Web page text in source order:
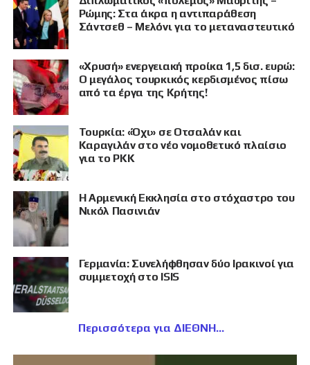
Ρώμης: Στα άκρα η αντιπαράθεση
Σάντσεθ – Μελόνι για το μεταναστευτικό
«Χρυσή» ενεργειακή προίκα 1,5 δισ. ευρώ:
Ο μεγάλος τουρκικός κερδισμένος πίσω
από τα έργα της Κρήτης!
Τουρκία: «Όχι» σε Οτσαλάν και
Καραγιλάν στο νέο νομοθετικό πλαίσιο
για το PKK
Η Αρμενική Εκκλησία στο στόχαστρο του
Νικόλ Πασινιάν
Γερμανία: Συνελήφθησαν δύο Ιρακινοί για
συμμετοχή στο ISIS
Περισσότερα για ΔΙΕΘΝΗ